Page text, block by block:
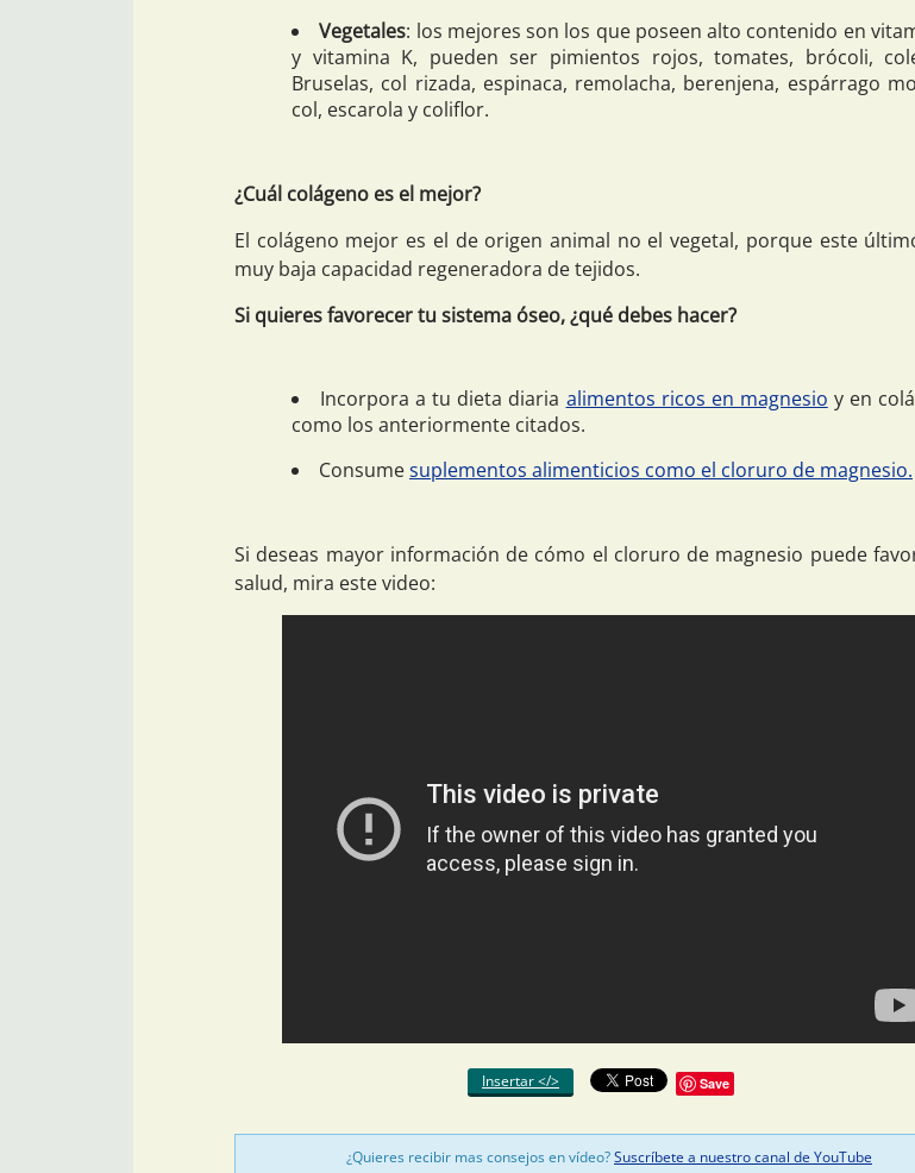
Vegetales: los mejores son los que poseen alto contenido en
y vitamina K, pueden ser pimientos rojos, tomates, brócoli,
Bruselas, col rizada, espinaca, remolacha, berenjena, espárrago
col, escarola y coliflor.
¿Cuál colágeno es el mejor?
El colágeno mejor es el de origen animal no el vegetal, porque este
muy baja capacidad regeneradora de tejidos.
Si quieres favorecer tu sistema óseo, ¿qué debes hacer?
Incorpora a tu dieta diaria alimentos ricos en magnesio y en
como los anteriormente citados.
Consumesuplementos alimenticios como el cloruro de magnesio.
Si deseas mayor información de cómo el cloruro de magnesio puede
salud, mira este video:
Insertar </> Save
¿Quieres recibir mas consejos en vídeo?Suscríbete a nuestro canal de YouTube